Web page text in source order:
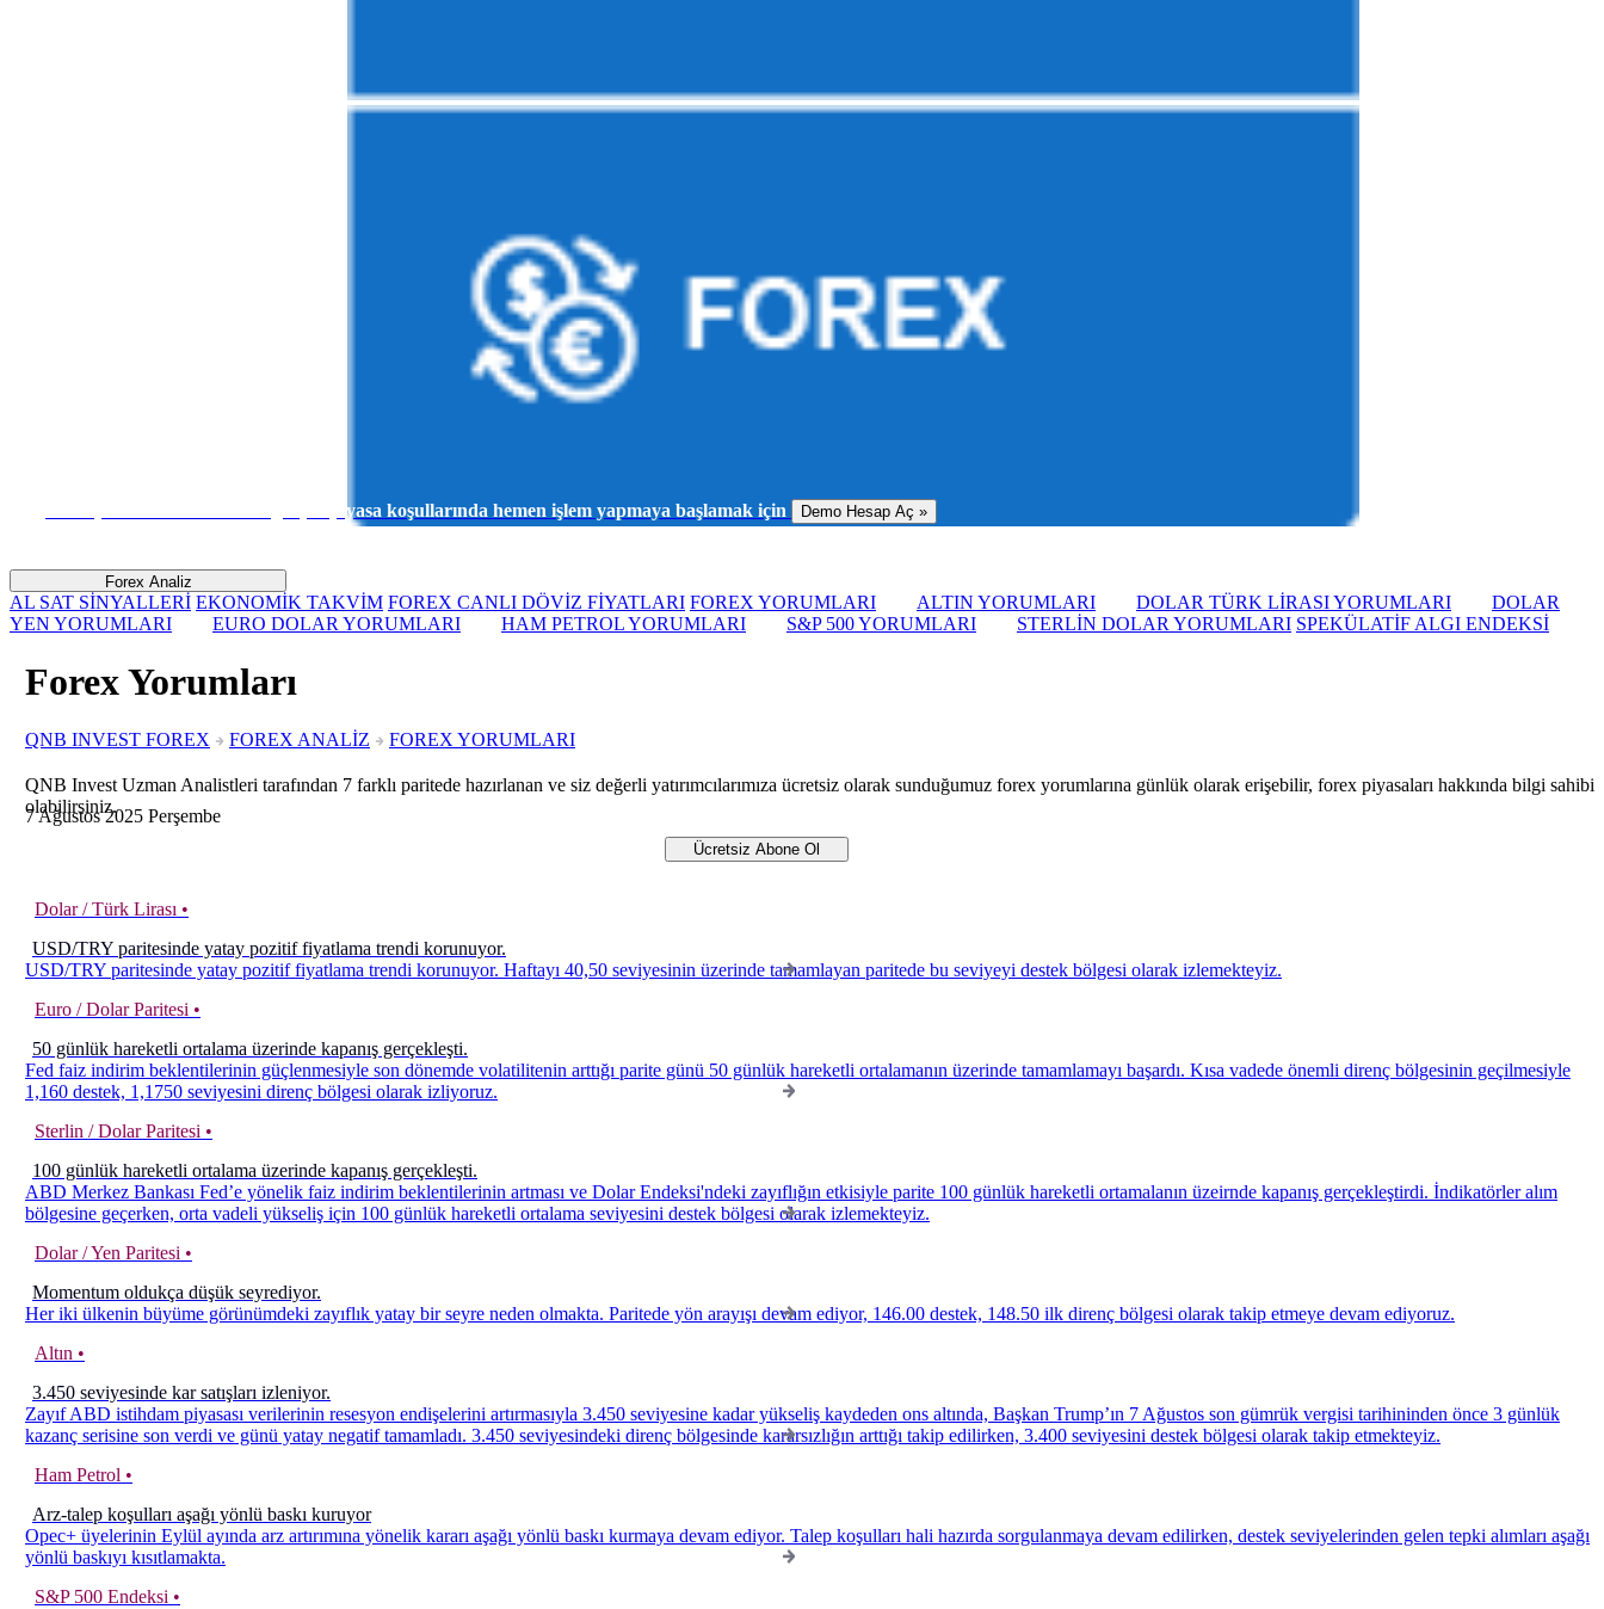
Sanal para ile risk almadan gerçek piyasa koşullarında hemen işlem yapmaya başlamak için Demo Hesap Aç »
Forex Analiz
AL SAT SİNYALLERİ EKONOMİK TAKVİM FOREX CANLI DÖVİZ FİYATLARI FOREX YORUMLARI ALTIN YORUMLARI DOLAR TÜRK LİRASI YORUMLARI
DOLAR
YEN YORUMLARI
EURO DOLAR YORUMLARI HAM PETROL YORUMLARI S&P 500 YORUMLARI STERLİN DOLAR YORUMLARI SPEKÜLATİF ALGI ENDEKSİ
Forex Yorumları
QNB INVEST FOREX FOREX ANALİZ FOREX YORUMLARI
QNB Invest Uzman Analistleri tarafından 7 farklı paritede hazırlanan ve siz değerli yatırımcılarımıza ücretsiz olarak sunduğumuz forex yorumlarına günlük olarak erişebilir, forex piyasaları hakkında bilgi sahibi
olabilirsiniz.
7Ağustos2025 Perşembe
Dolar / Türk Lirası •
USD/TRY paritesinde yatay pozitif fiyatlama trendi korunuyor.
USD/TRY paritesinde yatay pozitif fiyatlama trendi korunuyor. Haftayı 40,50 seviyesinin üzerinde tamamlayan paritede bu seviyeyi destek bölgesi olarak izlemekteyiz.
Euro / Dolar Paritesi •
50 günlük hareketli ortalama üzerinde kapanış gerçekleşti.
Fed faiz indirim beklentilerinin güçlenmesiyle son dönemde volatilitenin arttığı parite günü 50 günlük hareketli ortalamanın üzerinde tamamlamayı başardı. Kısa vadede önemli direnç bölgesinin geçilmesiyle
1,160 destek, 1,1750 seviyesini direnç bölgesi olarak izliyoruz.
Sterlin / Dolar Paritesi •
100 günlük hareketli ortalama üzerinde kapanış gerçekleşti.
ABD Merkez Bankası Fed’e yönelik faiz indirim beklentilerinin artması ve Dolar Endeksi'ndeki zayıflığın etkisiyle parite 100 günlük hareketli ortamalanın üzeirnde kapanış gerçekleştirdi. İndikatörler alım
bölgesine geçerken, orta vadeli yükseliş için 100 günlük hareketli ortalama seviyesini destek bölgesi olarak izlemekteyiz.
Dolar / Yen Paritesi •
Momentum oldukça düşük seyrediyor.
Her iki ülkenin büyüme görünümdeki zayıflık yatay bir seyre neden olmakta. Paritede yön arayışı devam ediyor, 146.00 destek, 148.50 ilk direnç bölgesi olarak takip etmeye devam ediyoruz.
Altın •
3.450 seviyesinde kar satışları izleniyor.
Zayıf ABD istihdam piyasası verilerinin resesyon endişelerini artırmasıyla 3.450 seviyesine kadar yükseliş kaydeden ons altında, Başkan Trump’ın 7 Ağustos son gümrük vergisi tarihininden önce 3 günlük
kazanç serisine son verdi ve günü yatay negatif tamamladı. 3.450 seviyesindeki direnç bölgesinde kararsızlığın arttığı takip edilirken, 3.400 seviyesini destek bölgesi olarak takip etmekteyiz.
Ham Petrol •
Arz-talep koşulları aşağı yönlü baskı kuruyor
Opec+ üyelerinin Eylül ayında arz artırımına yönelik kararı aşağı yönlü baskı kurmaya devam ediyor. Talep koşulları hali hazırda sorgulanmaya devam edilirken, destek seviyelerinden gelen tepki alımları aşağı
yönlü baskıyı kısıtlamakta.
S&P 500 Endeksi •